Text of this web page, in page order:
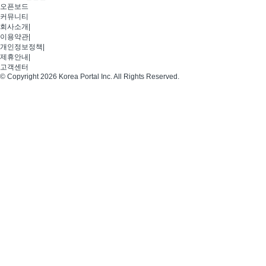
오픈보드
커뮤니티
회사소개
이용약관
개인정보정책
제휴안내
고객센터
© Copyright 2026 Korea Portal Inc. All Rights Reserved.